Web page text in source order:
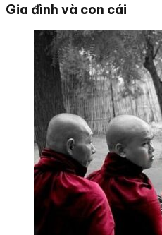
Gia đình và con cái